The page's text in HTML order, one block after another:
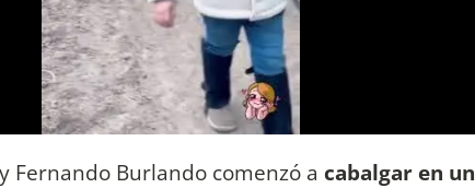
Fernando Burlando comenzó a cabalgar en un